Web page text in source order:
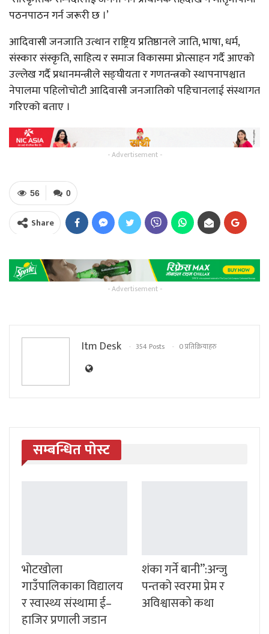
पठनपाठन गर्न जरूरी छ ।’
आदिवासी जनजाति उत्थान राष्ट्रिय प्रतिष्ठानले जाति, भाषा, धर्म,
संस्कार संस्कृति, साहित्य र समाज विकासमा प्रोत्साहन गर्दै आएको
उल्लेख गर्दै प्रधानमन्त्रीले सङ्घीयता र गणतन्त्रको स्थापनापश्चात
नेपालमा पहिलोचोटी आदिवासी जनजातिको पहिचानलाई संस्थागत
गरिएको बताए ।
- Advertisement -
0
56
Share
- Advertisement -
Itm Desk 354 Posts 0 प्रतिक्रियाहरु
सम्बन्धित पोस्ट
भोटखोला
गाउँपालिकाका विद्यालय
र स्वास्थ्य संस्थामा ई–
हाजिर प्रणाली जडान
शंका गर्ने बानी”:अन्जु
पन्तको स्वरमा प्रेम र
अविश्वासको कथा